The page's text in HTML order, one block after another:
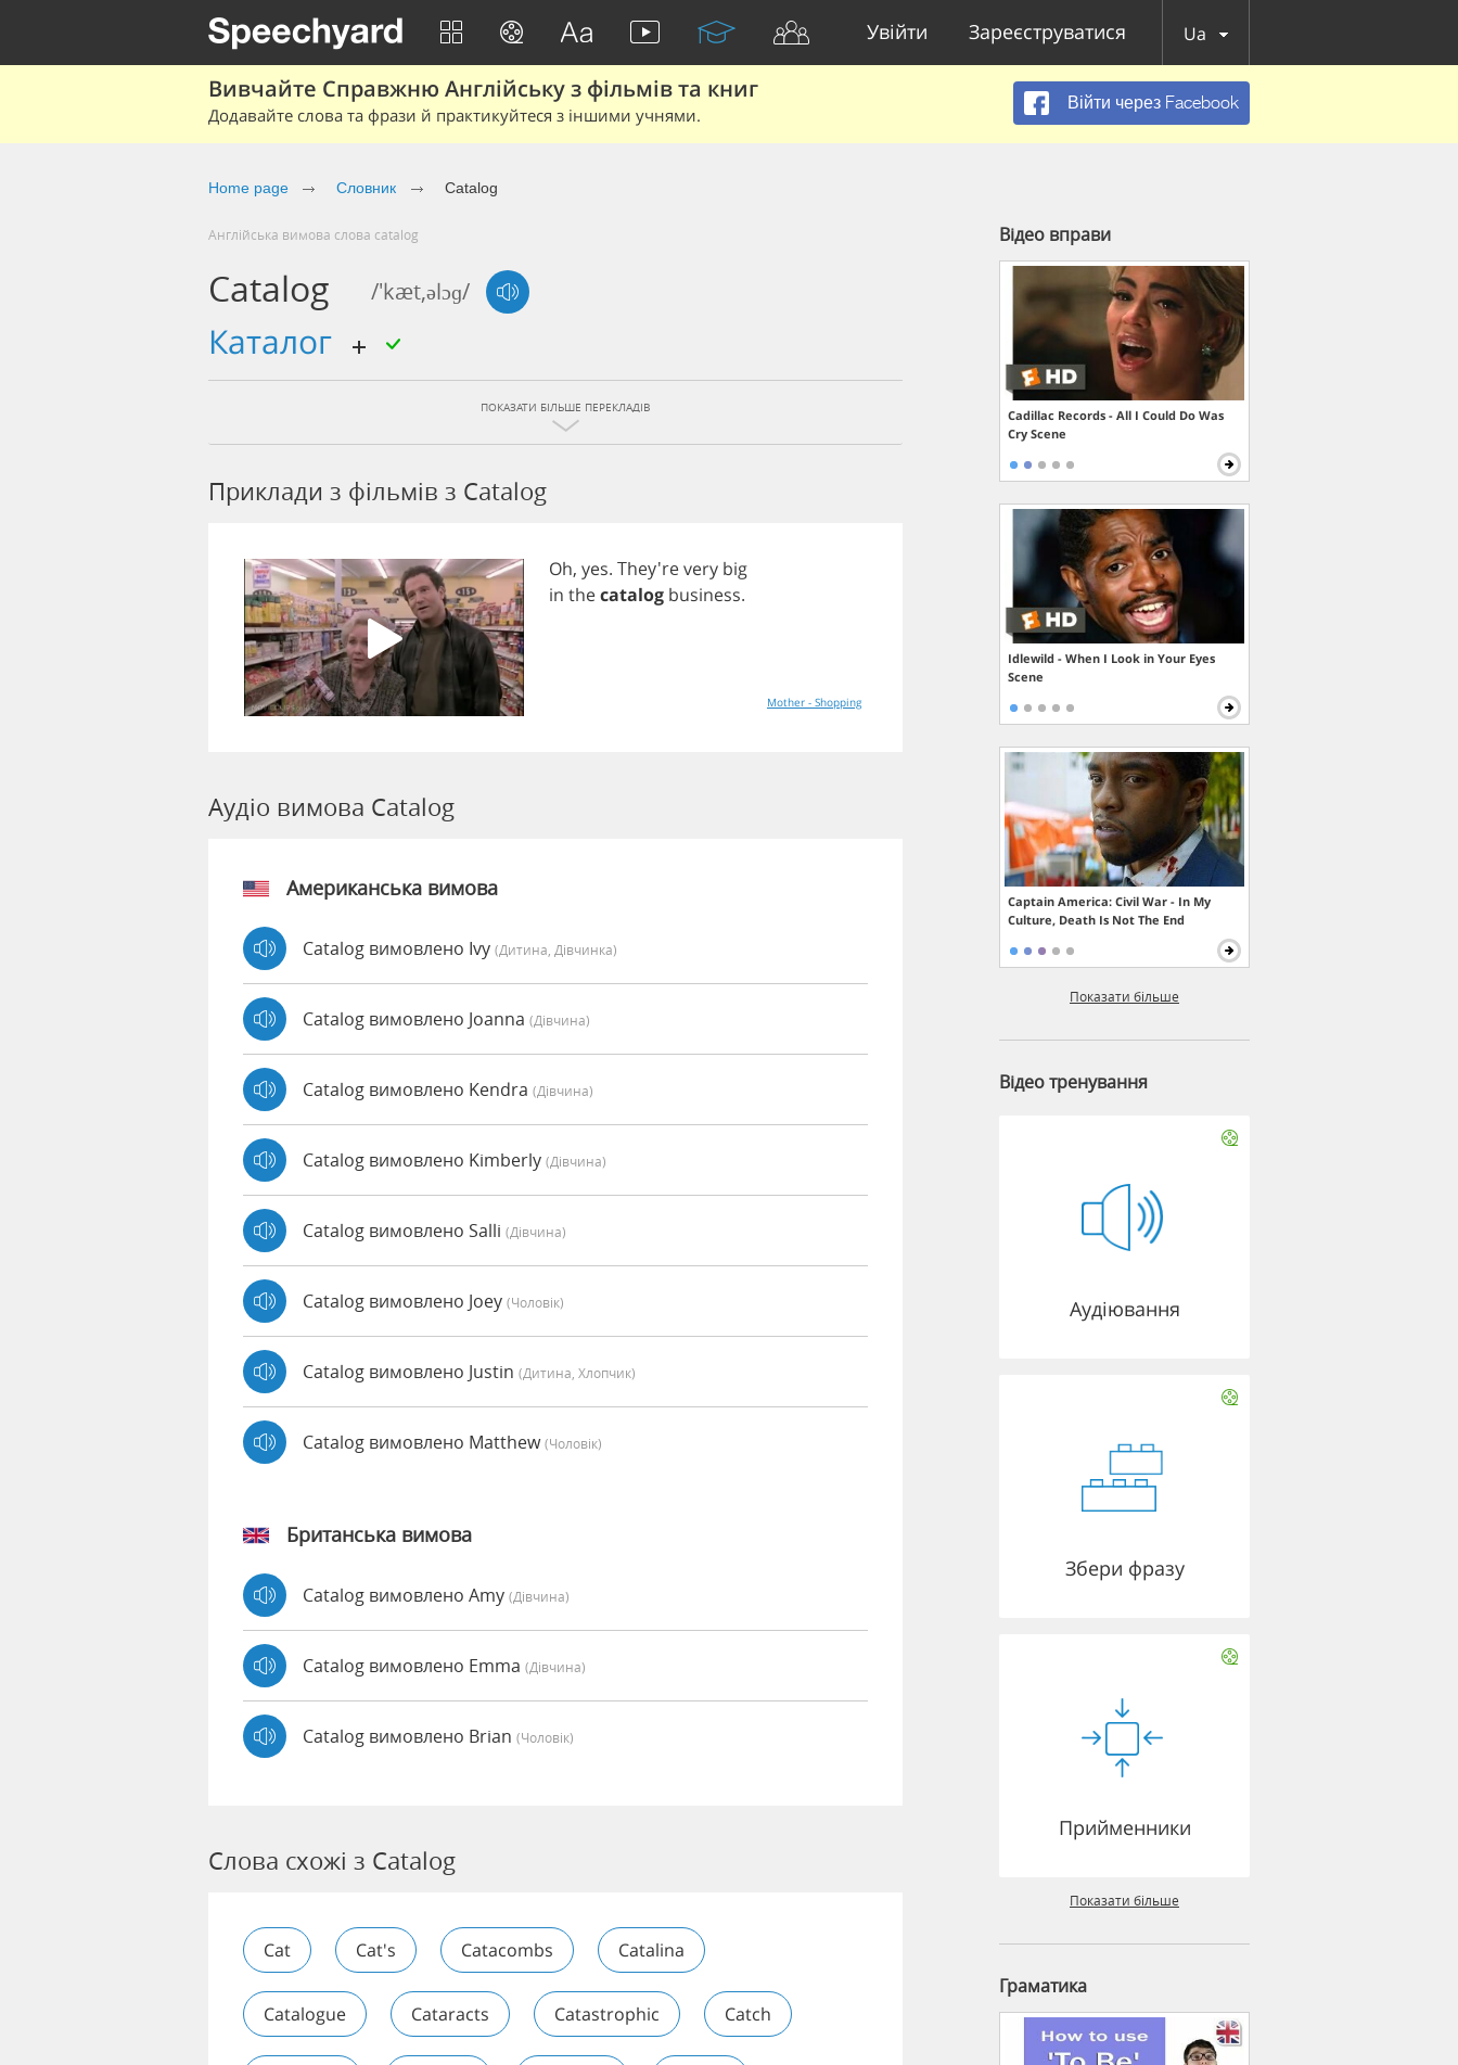
Увійти Зареєструватися Ua
Вивчайте Справжню Англійську з фільмів та книг
Додавайте слова та фрази й практикуйтеся з іншими учнями.
Війти через Facebook
Home page Cловник Catalog
Англійська вимова слова catalog
Catalog /'kæt,əlɔɡ/
каталог
ПОКАЗАТИ БІЛЬШЕ ПЕРЕКЛАДІВ
Приклади з фільмів з Catalog
Oh, yes. They'revery big
in thecatalog business.
Mother - Shopping
Аудіо вимова Catalog
Американська вимова
Catalog вимовлено Ivy (дитина, Дівчинка)
Catalog вимовлено Joanna (дівчина)
Catalog вимовлено Kendra (дівчина)
Catalog вимовлено Kimberly (дівчина)
Catalog вимовлено Salli (дівчина)
Catalog вимовлено Joey (чоловік)
Catalog вимовлено Justin (дитина, Хлопчик)
Catalog вимовлено Matthew(чоловік)
Британська вимова
Catalog вимовлено Amy (дівчина)
Catalog вимовлено Emma (дівчина)
Catalog вимовлено Brian (чоловік)
Слова схожі з Catalog
Cat Cat's Catacombs Catalina
Catalogue Cataracts Catastrophic Catch
Відео вправи
Cadillac Records - All I Could Do Was
Cry Scene
Idlewild - When I Look in Your Eyes
Scene
Captain America: Civil War - In My
Culture, Death Is Not The End
Показати більше
Відео тренування
Аудіювання
Збери фразу
Прийменники
Показати більше
Граматика